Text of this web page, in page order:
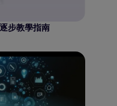
步教學指南